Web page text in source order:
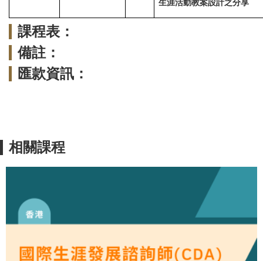
生涯活動教案設計之分享
課程表：
備註：
匯款資訊：
相關課程